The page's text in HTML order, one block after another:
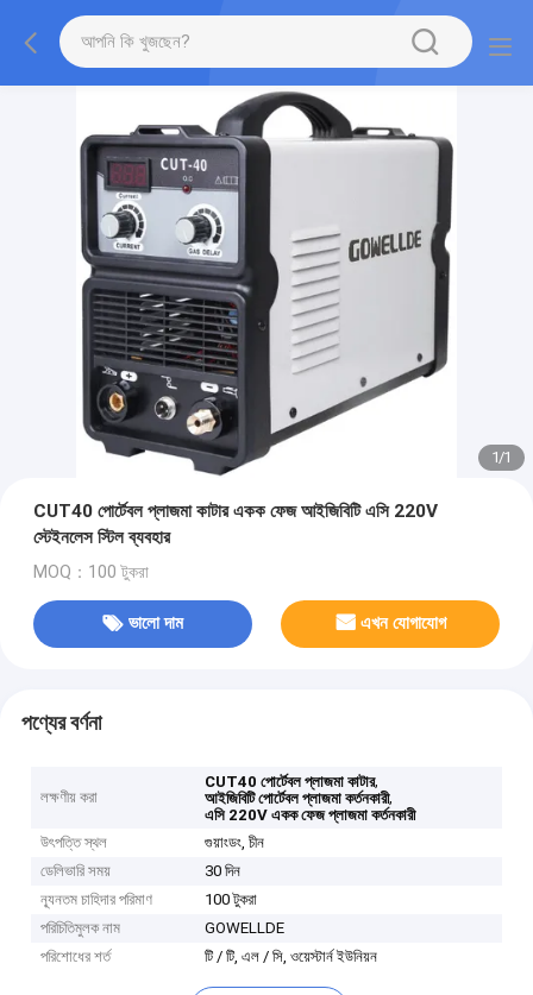
1/1
CUT40 পোর্টেবল প্লাজমা কাটার একক ফেজ আইজিবিটি এসি 220V
স্টেইনলেস স্টিল ব্যবহার
MOQ：100 টুকরা
ভালো দাম এখন যোগাযোগ
পণ্যের বর্ণনা
লক্ষণীয় করা
CUT40 পোর্টেবল প্লাজমা কাটার,
আইজিবিটি পোর্টেবল প্লাজমা কর্তনকারী,
এসি 220V একক ফেজ প্লাজমা কর্তনকারী
উৎপত্তি স্থল
গুয়াংডং, চীন
ডেলিভারি সময়
30 দিন
ন্যূনতম চাহিদার পরিমাণ
100 টুকরা
পরিচিতিমুলক নাম
GOWELLDE
পরিশোধের শর্ত
টি / টি, এল / সি, ওয়েস্টার্ন ইউনিয়ন